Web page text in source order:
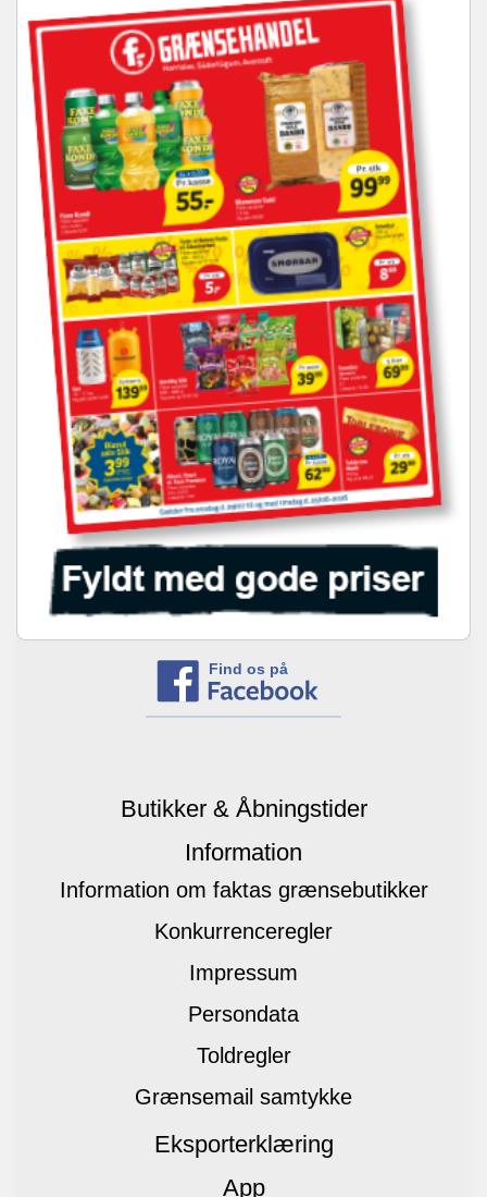
Find os på
Butikker & Åbningstider
Information
Information om faktas grænsebutikker
Konkurrenceregler
Impressum
Persondata
Toldregler
Grænsemail samtykke
Eksporterklæring
App